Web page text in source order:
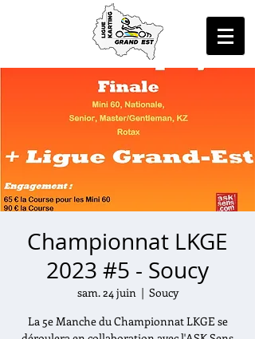
Championnat LKGE
2023 #5 - Soucy
sam. 24 juin
  |
Soucy
La 5e Manche du Championnat LKGE se